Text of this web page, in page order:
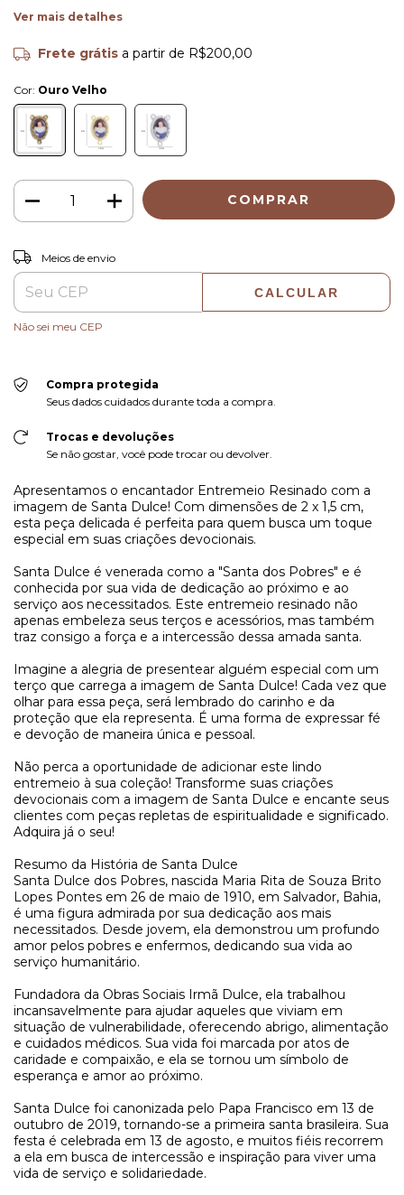
Ver mais detalhes
Frete grátis a partir de R$200,00
Cor: Ouro Velho
Entregas para o CEP:
Meios de envio
CALCULAR
Não sei meu CEP
Compra protegida
Seus dados cuidados durante toda a compra.
Trocas e devoluções
Se não gostar, você pode trocar ou devolver.
Apresentamos o encantador Entremeio Resinado com a
imagem de Santa Dulce! Com dimensões de 2 x 1,5 cm,
esta peça delicada é perfeita para quem busca um toque
especial em suas criações devocionais.
Santa Dulce é venerada como a "Santa dos Pobres" e é
conhecida por sua vida de dedicação ao próximo e ao
serviço aos necessitados. Este entremeio resinado não
apenas embeleza seus terços e acessórios, mas também
traz consigo a força e a intercessão dessa amada santa.
Imagine a alegria de presentear alguém especial com um
terço que carrega a imagem de Santa Dulce! Cada vez que
olhar para essa peça, será lembrado do carinho e da
proteção que ela representa. É uma forma de expressar fé
e devoção de maneira única e pessoal.
Não perca a oportunidade de adicionar este lindo
entremeio à sua coleção! Transforme suas criações
devocionais com a imagem de Santa Dulce e encante seus
clientes com peças repletas de espiritualidade e significado.
Adquira já o seu!
Resumo da História de Santa Dulce
Santa Dulce dos Pobres, nascida Maria Rita de Souza Brito
Lopes Pontes em 26 de maio de 1910, em Salvador, Bahia,
é uma figura admirada por sua dedicação aos mais
necessitados. Desde jovem, ela demonstrou um profundo
amor pelos pobres e enfermos, dedicando sua vida ao
serviço humanitário.
Fundadora da Obras Sociais Irmã Dulce, ela trabalhou
incansavelmente para ajudar aqueles que viviam em
situação de vulnerabilidade, oferecendo abrigo, alimentação
e cuidados médicos. Sua vida foi marcada por atos de
caridade e compaixão, e ela se tornou um símbolo de
esperança e amor ao próximo.
Santa Dulce foi canonizada pelo Papa Francisco em 13 de
outubro de 2019, tornando-se a primeira santa brasileira. Sua
festa é celebrada em 13 de agosto, e muitos fiéis recorrem
a ela em busca de intercessão e inspiração para viver uma
vida de serviço e solidariedade.